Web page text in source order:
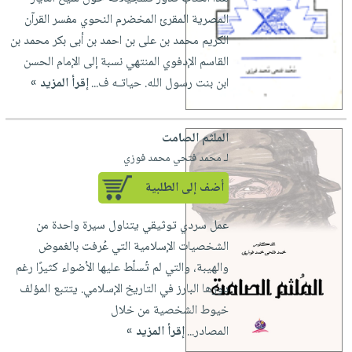
العناية
بالأسنان
الحمية
والتغذية
أدوات
المائدة
الأوعية
أدوات
المطبخ
الأكثر
مبيعاً
العودة
للمدارس
اكسسوارات
كتب
اكسسوارات
منزلية
اكسسوارات
ملابس
حلي
شحن
مجاني
بنود
كل
الاشتراكات
صندوق
القراءة
iKitab
بحث
متقدم
نيل
عن
الشركة
حسابك
المصرية المقرئ المخضرم النحوي مفسر القرآن
الكريم محمد بن على بن احمد بن أبى بكر محمد بن
القاسم الإدفوي المنتهي نسبة إلى الإمام الحسن
ابن بنت رسول الله. حياتـه ف...إقرأ المزيد »
الملثم الصامت
لـ محمد فتحي محمد فوزي
أضف إلى الطلبية
عمل سردي توثيقي يتناول سيرة واحدة من
الشخصيات الإسلامية التي عُرفت بالغموض
والهيبة، والتي لم تُسلّط عليها الأضواء كثيرًا رغم
دورها البارز في التاريخ الإسلامي. يتتبع المؤلف
خيوط الشخصية من خلال
المصادر...إقرأ المزيد »